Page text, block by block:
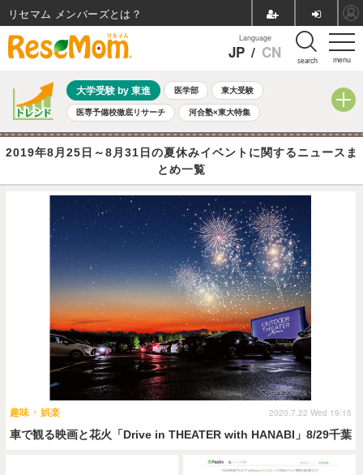
menu
Language
JP / CN search
大学受験 by 東進 医学部 東大受験
医専予備校徹底リサーチ 河合塾×東大特集
親子で考える大学選び 高校受験 中学受験 小学校受験
共通テスト 夏休み 8月開催学校説明会・相談会
全国公立高校 過去問
自由研究教材（小学生向け） 自由研究教材（中学生向け） ランキング
2019年8月25日～8月31日の夏休みイベントに関するニュースま
とめ一覧
車で観る映画と花火「Drive in THEATER with HANABI」8/29千葉
趣味・娯楽 2020.7.22 Wed 19:15
リセマム メンバーズ